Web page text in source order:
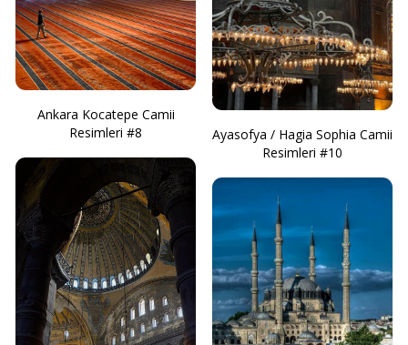
Ankara Kocatepe Camii
Resimleri #8
Ayasofya / Hagia Sophia Camii
Resimleri #10